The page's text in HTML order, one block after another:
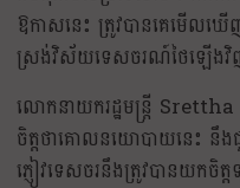
ឱកាសនេះ ត្រូវបានគេមើលឃ
ស្រង់វិស័យទេសចរណ៍ថៃឡើង
លោកនាយករដ្ឋមន្ត្រី
ចិត្តថាគោលនយោបាយនេះ នឹង
ភ្ញៀវទេសចរនឹងត្រូវបានយកចិត្